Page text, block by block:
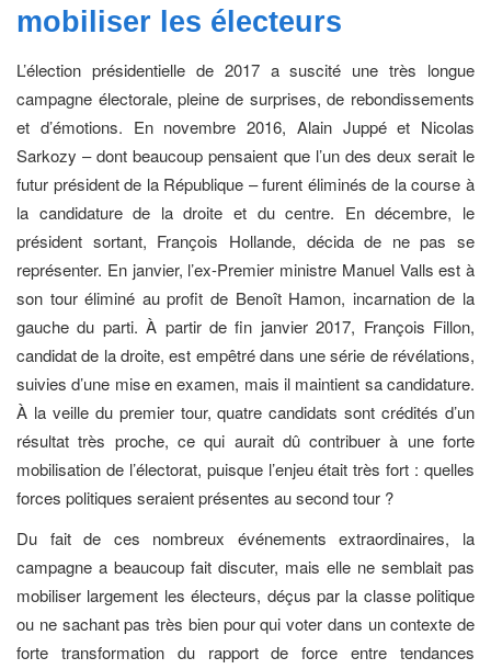
mobiliser les électeurs
L’élection présidentielle de 2017 a suscité une très longue
campagne électorale, pleine de surprises, de rebondissements
et d’émotions. En novembre 2016, Alain Juppé et Nicolas
Sarkozy – dont beaucoup pensaient que l’un des deux serait le
futur président de la République – furent éliminés de la course à
la candidature de la droite et du centre. En décembre, le
président sortant, François Hollande, décida de ne pas se
représenter. En janvier, l’ex-Premier ministre Manuel Valls est à
son tour éliminé au profit de Benoît Hamon, incarnation de la
gauche du parti. À partir de fin janvier 2017, François Fillon,
candidat de la droite, est empêtré dans une série de révélations,
suivies d’une mise en examen, mais il maintient sa candidature.
À la veille du premier tour, quatre candidats sont crédités d’un
résultat très proche, ce qui aurait dû contribuer à une forte
mobilisation de l’électorat, puisque l’enjeu était très fort : quelles
forces politiques seraient présentes au second tour ?
Du fait de ces nombreux événements extraordinaires, la
campagne a beaucoup fait discuter, mais elle ne semblait pas
mobiliser largement les électeurs, déçus par la classe politique
ou ne sachant pas très bien pour qui voter dans un contexte de
forte transformation du rapport de force entre tendances